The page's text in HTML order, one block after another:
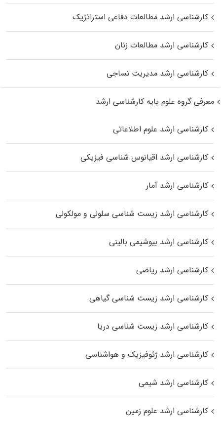
کارشناسی ارشد مطالعات دفاعی استراتژیک
کارشناسی ارشد مطالعات زنان
کارشناسی ارشد مدیریت نساجی
معرفی گروه علوم پایه کارشناسی ارشد
کارشناسی ارشد علوم اطلاعاتی
کارشناسی ارشد اقیانوس‌ شناسی فیزیکی
کارشناسی ارشد آمار
کارشناسی ارشد زیست شناسی سلولی و مولکولی
کارشناسی ارشد بیوشیمی بالینی
کارشناسی ارشد ریاضی
کارشناسی ارشد زیست‌ شناسی گیاهی
کارشناسی ارشد زیست‌ شناسی دریا
کارشناسی ارشد ژئوفیزیک و هواشناسی
کارشناسی ارشد شیمی
کارشناسی ارشد علوم زمین